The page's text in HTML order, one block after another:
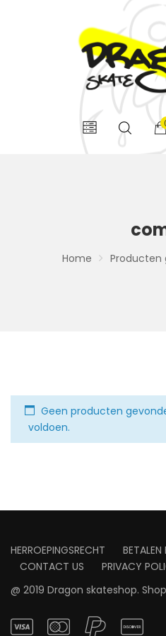
Home Producten
Geen producten
voldoen.
HERROEPINGSRECHT
BETALEN
CONTACT US
PRIVACY
@ 2019 Dragon skateshop.